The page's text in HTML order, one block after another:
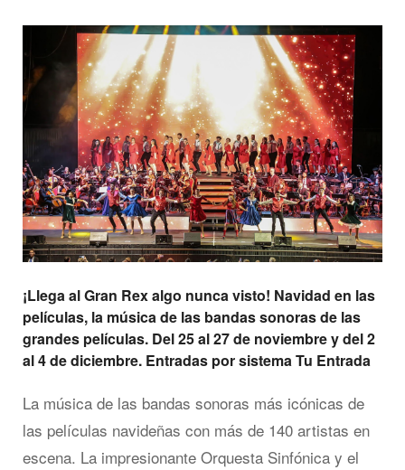
¡Llega al Gran Rex algo nunca visto! Navidad en las
películas, la música de las bandas sonoras de las
grandes películas. Del 25 al 27 de noviembre y del 2
al 4 de diciembre. Entradas por sistema Tu Entrada
La música de las bandas sonoras más icónicas de
las películas navideñas con más de 140 artistas en
escena. La impresionante Orquesta Sinfónica y el